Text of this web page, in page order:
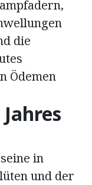
die
Ödemen
in
und der